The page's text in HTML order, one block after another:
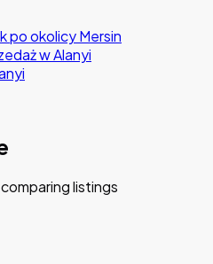
po okolicy Mersin
w Alanyi
listings